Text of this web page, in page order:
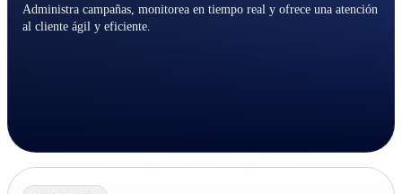
Administra campañas, monitorea en tiempo real y ofrece una atención
al cliente ágil y eficiente.